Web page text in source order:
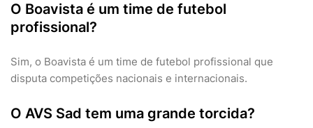
O Boavista é um time de futebol
profissional?
Sim, o Boavista é um time de futebol profissional que
disputa competições nacionais e internacionais.
O AVS Sad tem uma grande torcida?